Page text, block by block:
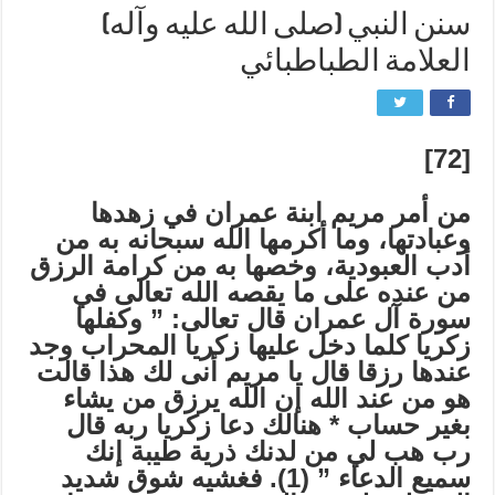
سنن النبي (صلى الله عليه وآله)
العلامة الطباطبائي
[72]
من أمر مريم ابنة عمران في زهدها
وعبادتها، وما أكرمها الله سبحانه به من
أدب العبودية، وخصها به من كرامة الرزق
من عنده على ما يقصه الله تعالى في
سورة آل عمران قال تعالى: ” وكفلها
زكريا كلما دخل عليها زكريا المحراب وجد
عندها رزقا قال يا مريم أنى لك هذا قالت
هو من عند الله إن الله يرزق من يشاء
بغير حساب * هنالك دعا زكريا ربه قال
رب هب لي من لدنك ذرية طيبة إنك
سميع الدعاء ” (1). فغشيه شوق شديد